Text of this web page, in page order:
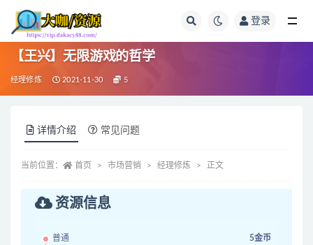
登录
【王兴】无限游戏的哲学
经理修炼 2021-11-30 5
详情介绍 常见问题
当前位置： 首页 市场营销 经理修炼 正文
资源信息
普通 5金币
全部